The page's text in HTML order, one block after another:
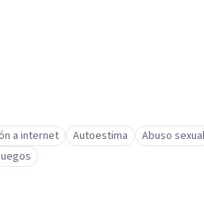
a internet Autoestima
Abuso sexual